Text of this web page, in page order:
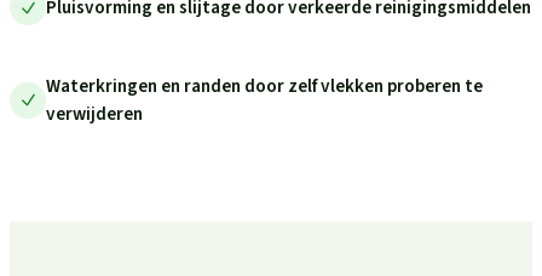
Pluisvorming en slijtage door verkeerde reinigingsmiddelen
Waterkringen en randen door zelf vlekken proberen te
verwijderen